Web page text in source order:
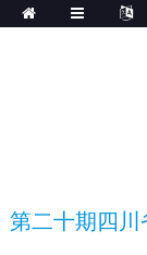
第二十期四